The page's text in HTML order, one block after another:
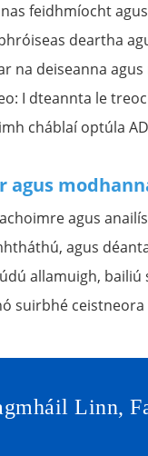
feidhmíocht
deartha
na deiseanna
I dteannta le
cháblaí optúla
agus
agus
agus
allamuigh,
suirbhé ceistneora
Linn,